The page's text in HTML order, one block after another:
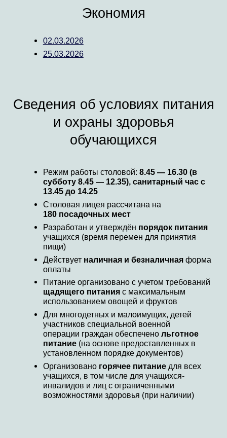
Экономия
02.03.2026
25.03.2026
Сведения об условиях питания
и охраны здоровья
обучающихся
Режим работы столовой: 8.45 — 16.30 (в
субботу 8.45 — 12.35), санитарный час с
13.45 до 14.25
Столовая лицея рассчитана на
180 посадочных мест
Разработан и утверждён порядок питания
учащихся (время перемен для принятия
пищи)
Действует наличная и безналичнаяформа
оплаты
Питание организовано с учетом требований
щадящего питанияс максимальным
использованием овощей и фруктов
Для многодетных и малоимущих, детей
участников специальной военной
операции граждан обеспечено льготное
питание(на основе предоставленных в
установленном порядке документов)
Организовано горячее питаниедля всех
учащихся, в том числе для учащихся-
инвалидов и лиц с ограниченными
возможностями здоровья (при наличии)